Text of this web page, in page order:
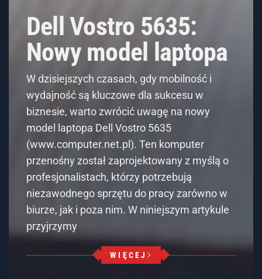
Dell Vostro 5635:
Nowy model laptopa
W dzisiejszych czasach, gdy mobilność i
wydajność są kluczowe dla sukcesu w
biznesie, warto zwrócić uwagę na nowy
model laptopa Dell Vostro 5635
(www.computer.net.pl). Ten komputer
przenośny został zaprojektowany z myślą o
profesjonalistach, którzy potrzebują
niezawodnego sprzętu do pracy zarówno w
biurze, jak i poza nim. W niniejszym artykule
przyjrzymy
WIĘCEJ